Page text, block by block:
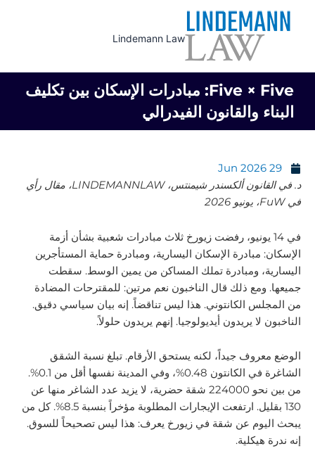
Lindemann Law
Five × Five: مبادرات الإسكان بين تكليف
البناء والقانون الفيدرالي
29 Jun 2026
د. في القانون ألكسندر شيمنتس، LINDEMANNLAW، مقال رأي
في FuW، يونيو 2026
في 14 يونيو، رفضت زيورخ ثلاث مبادرات شعبية بشأن أزمة
الإسكان: مبادرة الإسكان اليسارية، ومبادرة حماية المستأجرين
اليسارية، ومبادرة تملك المساكن من يمين الوسط. سقطت
جميعها. ومع ذلك قال الناخبون نعم مرتين: للمقترحات المضادة
من المجلس الكانتوني. هذا ليس تناقضاً. إنه بيان سياسي دقيق.
الناخبون لا يريدون أيديولوجيا. إنهم يريدون حلولاً.
الوضع معروف جيداً، لكنه يستحق الأرقام. تبلغ نسبة الشقق
الشاغرة في الكانتون 0.48%، وفي المدينة نفسها أقل من 0.1%.
من بين نحو 224000 شقة حضرية، لا يزيد عدد الشاغر منها عن
130 بقليل. ارتفعت الإيجارات المطلوبة مؤخراً بنسبة 8.5%. كل من
يبحث اليوم عن شقة في زيورخ يعرف: هذا ليس تصحيحاً للسوق.
إنه ندرة هيكلية.